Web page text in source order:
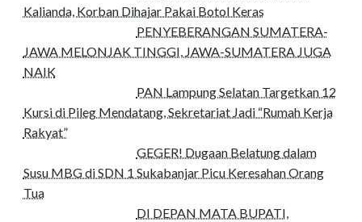
Kalianda, Korban Dihajar Pakai Botol Keras
PENYEBERANGAN SUMATERA-
JAWA MELONJAK TINGGI, JAWA-SUMATERA JUGA
NAIK
PAN Lampung Selatan Targetkan 12
Kursi di Pileg Mendatang, Sekretariat Jadi “Rumah Kerja
Rakyat”
GEGER! Dugaan Belatung dalam
Susu MBG di SDN 1 Sukabanjar Picu Keresahan Orang
Tua
DI DEPAN MATA BUPATI,